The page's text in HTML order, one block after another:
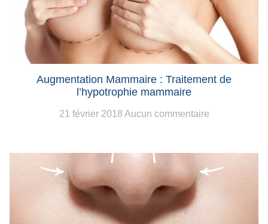
Augmentation Mammaire : Traitement de
l’hypotrophie mammaire
21 février 2018 Aucun commentaire